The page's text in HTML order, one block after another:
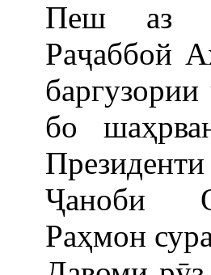
Пеш аз
Раҷаббой
бо
Ҷаноби
Раҳмон